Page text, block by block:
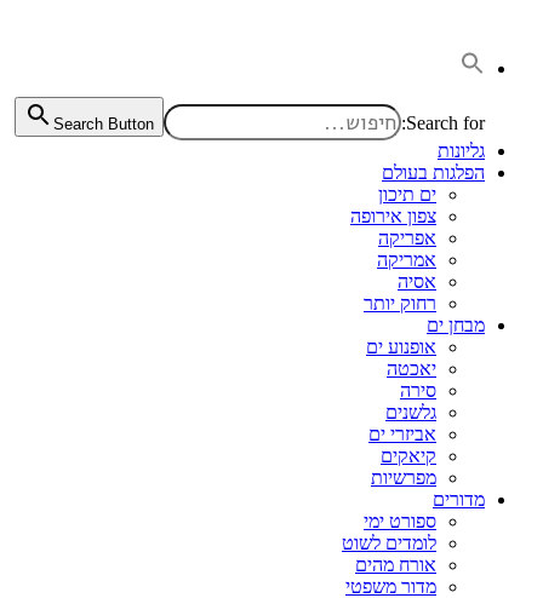
Search for:
Search Button
גליונות
הפלגות בעולם
ים תיכון
צפון אירופה
אפריקה
אמריקה
אסיה
רחוק יותר
מבחן ים
אופנוע ים
יאכטה
סירה
גלשנים
אביזרי ים
קיאקים
מפרשיות
מדורים
ספורט ימי
לומדים לשוט
אורח מהים
מדור משפטי